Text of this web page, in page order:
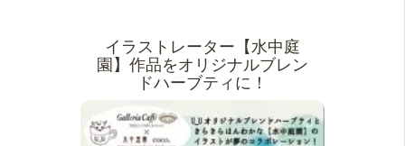
イラストレーター【水中庭
園】作品をオリジナルブレン
ドハーブティに！